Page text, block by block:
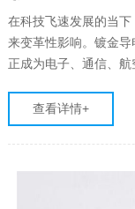
在科技飞速发展的当
来变革性影响。镀金导
正成为电子、通信、航
发与销售领域占据领
查看详情+